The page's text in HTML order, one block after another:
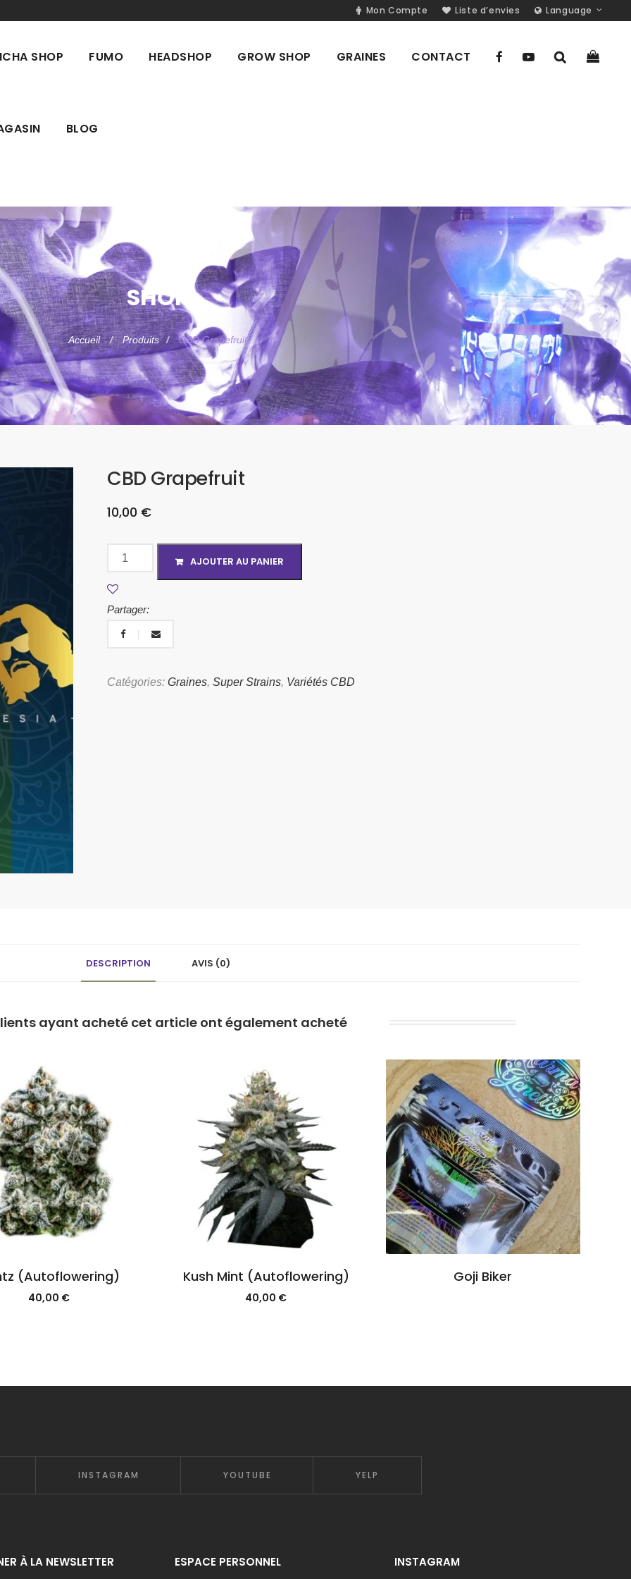
Mon Compte Liste d’envies Language
SHOP FUMO HEADSHOP GROW SHOP GRAINES CONTACT
BLOG
SHOP
Accueil Produits CBD Grapefruit
CBD Grapefruit
10,00 €
AJOUTER AU PANIER
Partager:
Catégories: Graines, Super Strains, Variétés CBD
DESCRIPTION AVIS (0)
ayant acheté cet article ont également acheté
(Autoflowering)
40,00 €
Kush Mint (Autoflowering)
40,00 €
Goji Biker
INSTAGRAM YOUTUBE YELP
À LA NEWSLETTER ESPACE PERSONNEL INSTAGRAM